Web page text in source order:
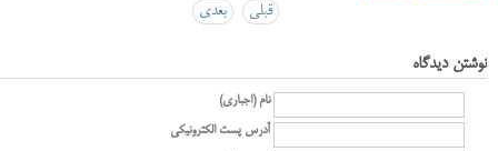
قبلی بعدی
نوشتن دیدگاه
نام (اجباری)
آدرس پست الکترونیکی